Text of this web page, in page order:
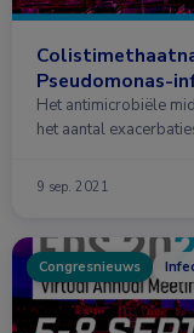
Pseudomonas-
Het antimicrobiële
het aantal
9 sep. 2021
Congresnieuws